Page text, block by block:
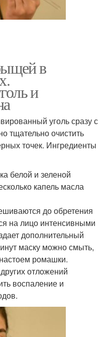
в
и
уголь сразу с
тщательно очистить
точек. Ингредиенты
белой и зеленой
капель масла
до обретения
на лицо интенсивными
дополнительный
маску можно смыть,
ромашки.
отложений
воспаление и